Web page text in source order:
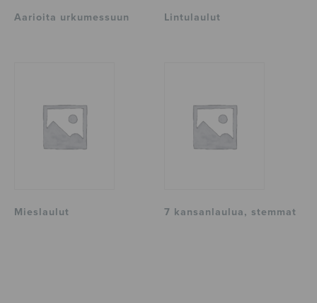
Aarioita urkumessuun Lintulaulut
Mieslaulut 7 kansanlaulua, stemmat